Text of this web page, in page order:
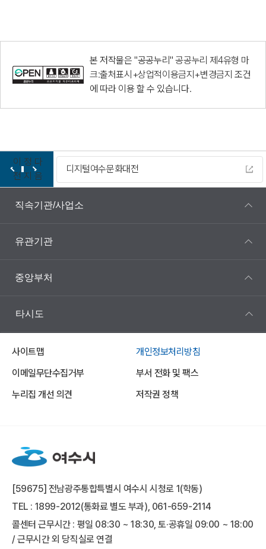
본 저작물은 "공공누리"공공누리 제4유형 마
크:출처표시+상업적이용금지+변경금지 조건
에 따라 이용 할 수 있습니다.
이
전
정
지
다
음
디지털여수문화대전
직속기관/사업소
유관기관
중앙부처
타시도
사이트맵
개인정보처리방침
이메일무단수집거부
부서 전화 및 팩스
누리집 개선 의견
저작권 정책
[59675] 전남광주통합특별시 여수시 시청로 1(학동)
TEL : 1899-2012(통화료 별도 부과), 061-659-2114
콜센터 근무시간 : 평일 08:30 ~ 18:30, 토·공휴일 09:00 ~ 18:00
/ 근무시간 외 당직실로 연결